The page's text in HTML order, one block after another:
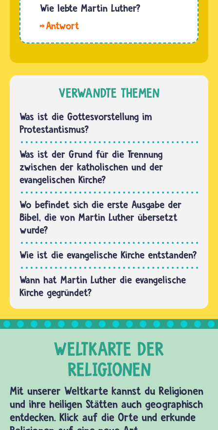
viel
und
Grammatik
Griechisch
Hebräisch.
…
Wie lebte Martin Luther?
kam
1483 in
Eisleben
zur Welt.
Die kleine
Stadt
liegt
zwischen
dem Harz
und der
Stadt
Halle.…
VERWANDTE THEMEN
Was ist die Gottesvorstellung im
Protestantismus?
Was ist der Grund für die Trennung
zwischen der katholischen und der
evangelischen Kirche?
Wo befindet sich die erste Ausgabe der
Bibel, die von Martin Luther übersetzt
wurde?
Wie ist die evangelische Kirche entstanden?
Wann hat Martin Luther die evangelische
Kirche gegründet?
Mit unserer Weltkarte kannst du Religionen
und ihre heiligen Stätten auch geographisch
entdecken. Klick auf die Orte und erkunde